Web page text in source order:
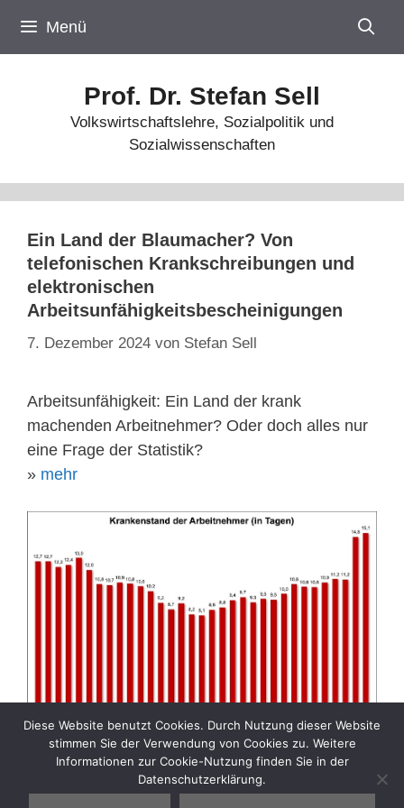
Inhalt
springen
Menü
Prof. Dr. Stefan Sell
Volkswirtschaftslehre, Sozialpolitik und
Sozialwissenschaften
Ein Land der Blaumacher? Von
telefonischen Krankschreibungen und
elektronischen
Arbeitsunfähigkeitsbescheinigungen
7. Dezember 2024 von Stefan Sell
Arbeitsunfähigkeit: Ein Land der krank
machenden Arbeitnehmer? Oder doch alles nur
eine Frage der Statistik?
» mehr
Kategorien
Aktuelle Sozialpolitik
Diese Website benutzt Cookies. Durch Nutzung dieser Website
stimmen Sie der Verwendung von Cookies zu. Weitere
Informationen zur Cookie-Nutzung finden Sie in der
Datenschutzerklärung.